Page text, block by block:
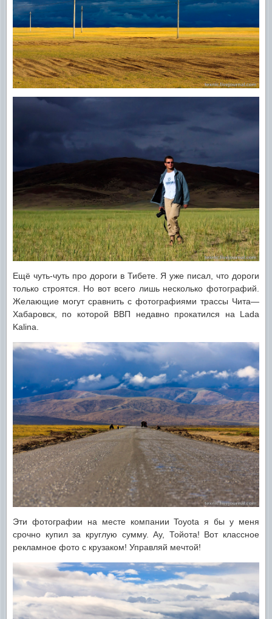
Ещё чуть-чуть про дороги в Тибете. Я уже писал, что дороги
только строятся. Но вот всего лишь несколько фотографий.
Желающие могут сравнить с фотографиями трассы Чита—
Хабаровск, по которой ВВП недавно прокатился на Lada
Kalina.
Эти фотографии на месте компании Toyota я бы у меня
срочно купил за круглую сумму. Ау, Тойота! Вот классное
рекламное фото с крузаком! Управляй мечтой!